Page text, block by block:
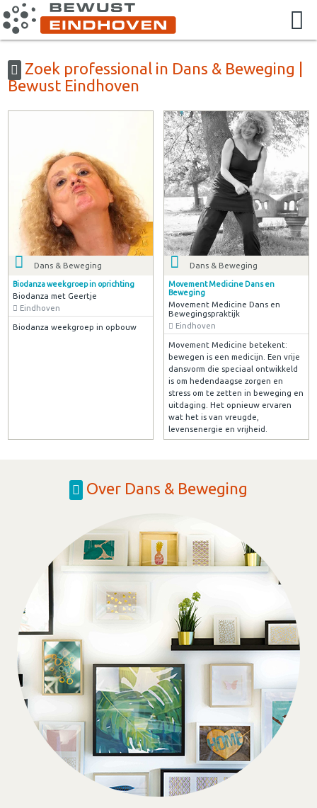
Zoek professional in Dans & Beweging |
Bewust Eindhoven
Dans & Beweging
Biodanza weekgroep in oprichting
Biodanza met Geertje
Eindhoven
Biodanza weekgroep in opbouw
Dans & Beweging
Movement Medicine Dans en
Beweging
Movement Medicine Dans en
Bewegingspraktijk
Eindhoven
Movement Medicine betekent:
bewegen is een medicijn. Een vrije
dansvorm die speciaal ontwikkeld
is om hedendaagse zorgen en
stress om te zetten in beweging en
uitdaging. Het opnieuw ervaren
wat het is van vreugde,
levensenergie en vrijheid.
Over Dans & Beweging